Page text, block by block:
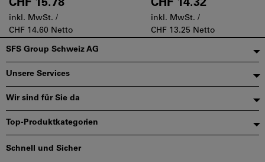
CHF 15.78
inkl. MwSt. /
CHF 14.60 Netto
Klingenbreite: 18mm
CHF 14.32
inkl. MwSt. /
CHF 13.25 Netto
Fußzeile
SFS Group Schweiz AG
Unsere Services
Wir sind für Sie da
Top-Produktkategorien
Schnell und Sicher